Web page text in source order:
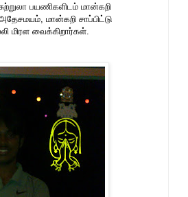
பயணிகளிடம் மான்கறி
மான்கறி சாப்பிட்டு
வைக்கிறார்கள்.